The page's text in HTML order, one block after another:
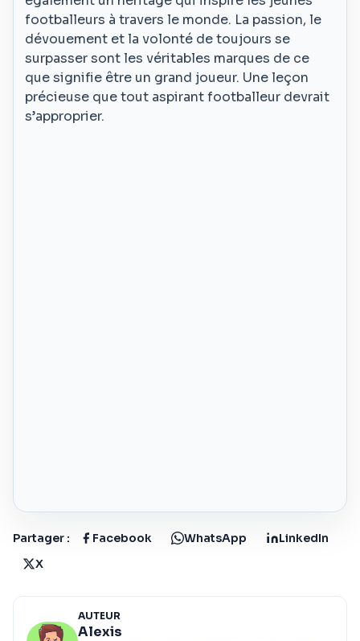
footballeurs à travers le monde. La passion, le
dévouement et la volonté de toujours se
surpasser sont les véritables marques de ce
que signifie être un grand joueur. Une leçon
précieuse que tout aspirant footballeur devrait
s’approprier.
Partager : Facebook WhatsApp
LinkedIn
X
AUTEUR
Alexis